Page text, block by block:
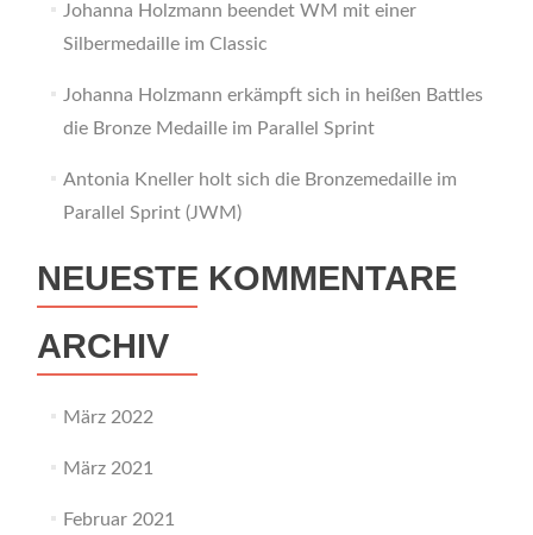
Johanna Holzmann beendet WM mit einer
Silbermedaille im Classic
Johanna Holzmann erkämpft sich in heißen Battles
die Bronze Medaille im Parallel Sprint
Antonia Kneller holt sich die Bronzemedaille im
Parallel Sprint (JWM)
NEUESTE KOMMENTARE
ARCHIV
März 2022
März 2021
Februar 2021